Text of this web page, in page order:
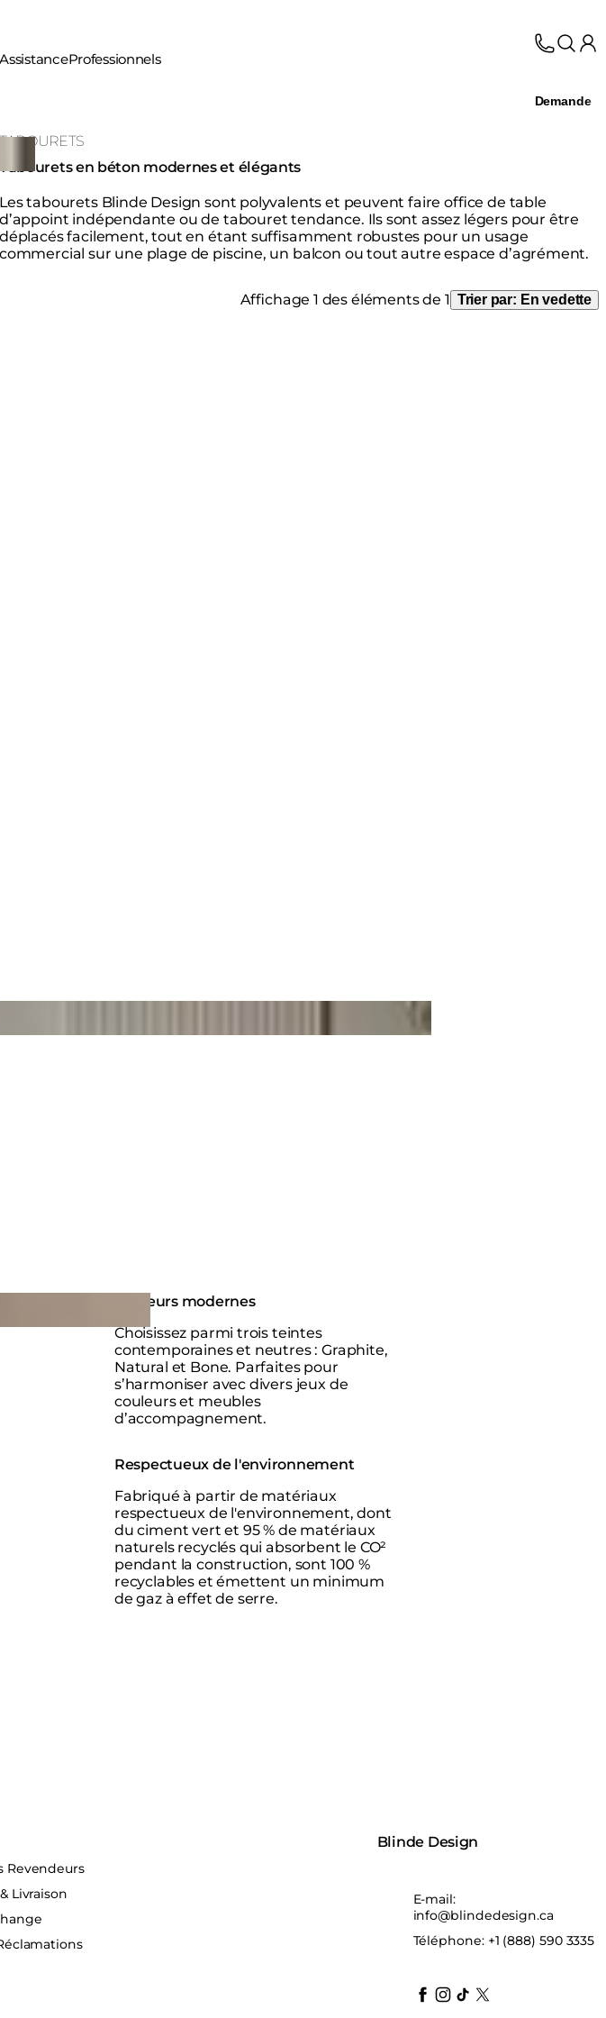
AssistanceProfessionnels
Demande
TABOURETS
Tabourets en béton modernes et élégants
Les tabourets Blinde Design sont polyvalents et peuvent faire office de table
d’appoint indépendante ou de tabouret tendance. Ils sont assez légers pour être
déplacés facilement, tout en étant suffisamment robustes pour un usage
commercial sur une plage de piscine, un balcon ou tout autre espace d’agrément.
Affichage 1 des éléments de 1 Trier par: En vedette
Couleurs modernes
Choisissez parmi trois teintes
contemporaines et neutres : Graphite,
Natural et Bone. Parfaites pour
s’harmoniser avec divers jeux de
couleurs et meubles
d’accompagnement.
Respectueux de l'environnement
Fabriqué à partir de matériaux
respectueux de l'environnement, dont
du ciment vert et 95 % de matériaux
naturels recyclés qui absorbent le CO²
pendant la construction, sont 100 %
recyclables et émettent un minimum
de gaz à effet de serre.
Revendeurs
Livraison
Blinde Design
E-mail:
info@blindedesign.ca
Téléphone: +1 (888) 590 3335
blindedesign
blindedesign
blindedesign
blinde-design
blindedesign